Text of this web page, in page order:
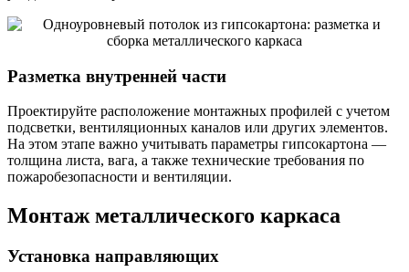
Разметка внутренней части
Проектируйте расположение монтажных профилей с учетом
подсветки, вентиляционных каналов или других элементов.
На этом этапе важно учитывать параметры гипсокартона —
толщина листа, вага, а также технические требования по
пожаробезопасности и вентиляции.
Монтаж металлического каркаса
Установка направляющих